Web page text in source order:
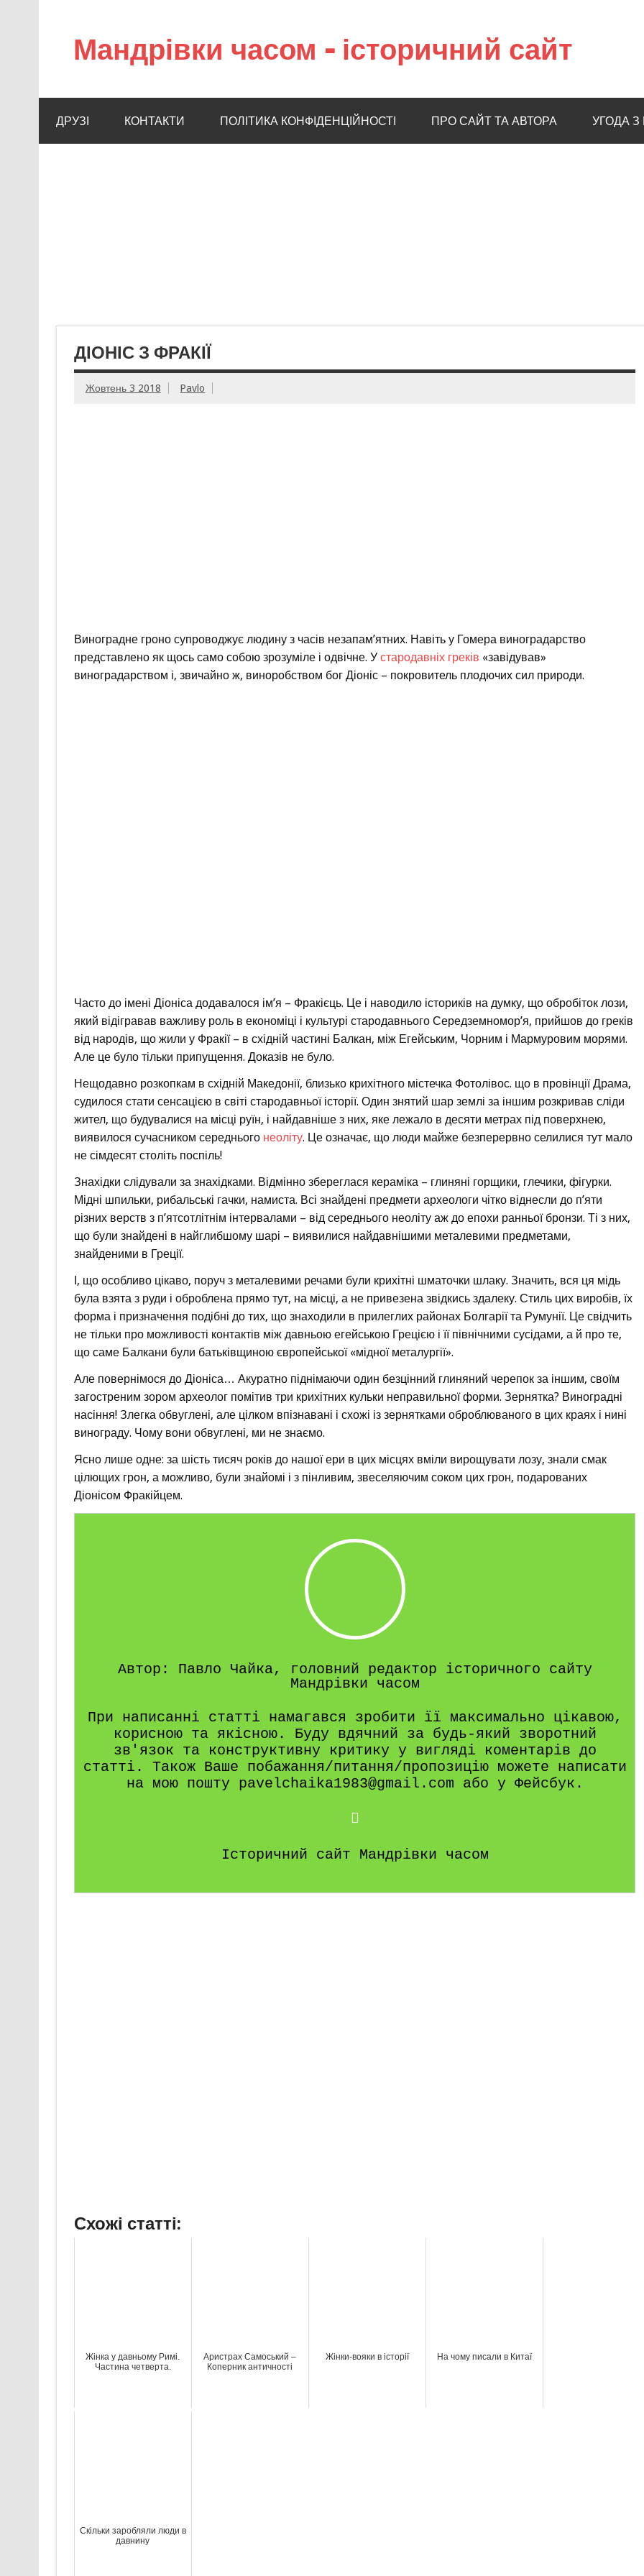
Мандрівки часом – історичний сайт
ДРУЗІ КОНТАКТИ ПОЛІТИКА КОНФІДЕНЦІЙНОСТІ ПРО САЙТ ТА АВТОРА УГОДА
ДІОНІС З ФРАКІЇ
Жовтень 3 2018 Pavlo
Виноградне гроно супроводжує людину з часів незапам’ятних. Навіть у Гомера виноградарство
представлено як щось само собою зрозуміле і одвічне. У стародавніх греків «завідував»
виноградарством і, звичайно ж, виноробством бог Діоніс – покровитель плодючих сил природи.
Часто до імені Діоніса додавалося ім’я – Фракієць. Це і наводило істориків на думку, що обробіток лози,
який відігравав важливу роль в економіці і культурі стародавнього Середземномор’я, прийшов до греків
від народів, що жили у Фракії – в східній частині Балкан, між Егейським, Чорним і Мармуровим морями.
Але це було тільки припущення. Доказів не було.
Нещодавно розкопкам в східній Македонії, близько крихітного містечка Фотолівос. що в провінції Драма,
судилося стати сенсацією в світі стародавньої історії. Один знятий шар землі за іншим розкривав сліди
жител, що будувалися на місці руїн, і найдавніше з них, яке лежало в десяти метрах під поверхнею,
виявилося сучасником середнього неоліту. Це означає, що люди майже безперервно селилися тут мало
не сімдесят століть поспіль!
Знахідки слідували за знахідками. Відмінно збереглася кераміка – глиняні горщики, глечики, фігурки.
Мідні шпильки, рибальські гачки, намиста. Всі знайдені предмети археологи чітко віднесли до п’яти
різних верств з п’ятсотлітнім інтервалами – від середнього неоліту аж до епохи ранньої бронзи. Ті з них,
що були знайдені в найглибшому шарі – виявилися найдавнішими металевими предметами,
знайденими в Греції.
І, що особливо цікаво, поруч з металевими речами були крихітні шматочки шлаку. Значить, вся ця мідь
була взята з руди і оброблена прямо тут, на місці, а не привезена звідкись здалеку. Стиль цих виробів, їх
форма і призначення подібні до тих, що знаходили в прилеглих районах Болгарії та Румунії. Це свідчить
не тільки про можливості контактів між давньою егейською Грецією і її північними сусідами, а й про те,
що саме Балкани були батьківщиною європейської «мідної металургії».
Але повернімося до Діоніса… Акуратно піднімаючи один безцінний глиняний черепок за іншим, своїм
загостреним зором археолог помітив три крихітних кульки неправильної форми. Зернятка? Виноградні
насіння! Злегка обвуглені, але цілком впізнавані і схожі із зернятками оброблюваного в цих краях і нині
винограду. Чому вони обвуглені, ми не знаємо.
Ясно лише одне: за шість тисяч років до нашої ери в цих місцях вміли вирощувати лозу, знали смак
цілющих грон, а можливо, були знайомі і з пінливим, звеселяючим соком цих грон, подарованих
Діонісом Фракійцем.
Автор: Павло Чайка, головний редактор історичного сайту
Мандрівки часом
При написанні статті намагався зробити її максимально цікавою,
корисною та якісною. Буду вдячний за будь-який зворотний
зв'язок та конструктивну критику у вигляді коментарів до
статті. Також Ваше побажання/питання/пропозицію можете написати
на мою пошту pavelchaika1983@gmail.com або у Фейсбук.
Історичний сайт Мандрівки часом
Схожі статті:
Жінка у давньому Римі.
Частина четверта.
Аристрах Самоський –
Коперник античності
Жінки-вояки в історії На чому писали в Китаї
Скільки заробляли люди в
давнину